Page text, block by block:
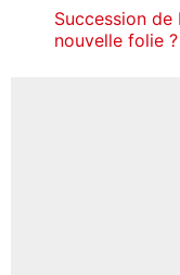
Succession de
nouvelle folie ?